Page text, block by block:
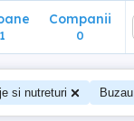
Companii
0
si nutreturi Buzau